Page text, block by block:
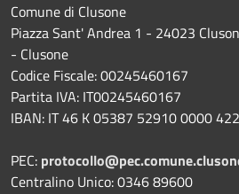
Comune di Clusone
Piazza Sant' Andrea 1 - 24023
- Clusone
Codice Fiscale: 00245460167
Partita IVA: IT00245460167
IBAN: IT 46 K 05387 52910 0000
PEC:
Centralino Unico: 0346 89600